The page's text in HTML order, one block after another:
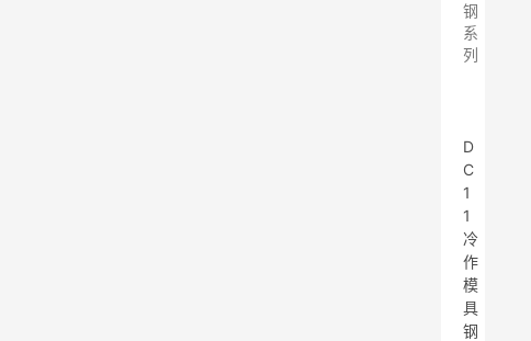
钢
系
列
D
C
1
1
冷
作
模
具
钢